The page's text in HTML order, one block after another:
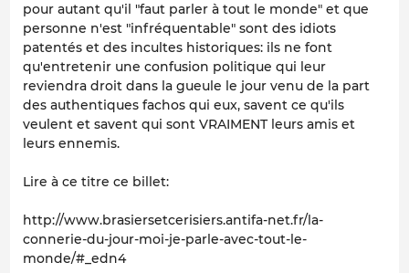
pour autant qu'il "faut parler à tout le monde" et que
personne n'est "infréquentable" sont des idiots
patentés et des incultes historiques: ils ne font
qu'entretenir une confusion politique qui leur
reviendra droit dans la gueule le jour venu de la part
des authentiques fachos qui eux, savent ce qu'ils
veulent et savent qui sont VRAIMENT leurs amis et
leurs ennemis.
Lire à ce titre ce billet:
http://www.brasiersetcerisiers.antifa-net.fr/la-
connerie-du-jour-moi-je-parle-avec-tout-le-
monde/#_edn4